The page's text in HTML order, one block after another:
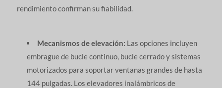
rendimiento confirman su fiabilidad.
Mecanismos de elevación: Las opciones incluyen
embrague de bucle continuo, bucle cerrado y sistemas
motorizados para soportar ventanas grandes de hasta
144 pulgadas. Los elevadores inalámbricos de